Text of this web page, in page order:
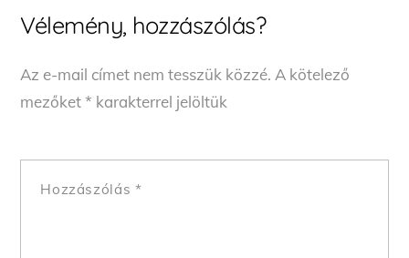
Vélemény, hozzászólás?
Az e-mail címet nem tesszük közzé. A kötelező
mezőket* karakterrel jelöltük
Hozzászólás *